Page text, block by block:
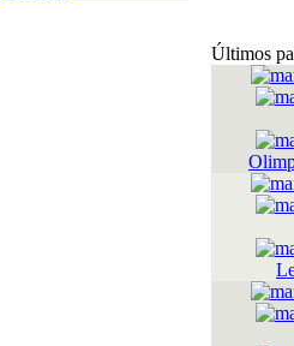
Últimos